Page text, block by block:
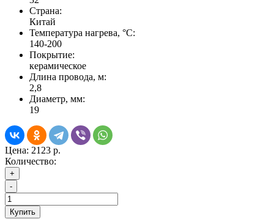
Страна:
Китай
Температура нагрева, °С:
140-200
Покрытие:
керамическое
Длина провода, м:
2,8
Диаметр, мм:
19
Цена: 2123 р.
Количество:
+
-
Купить